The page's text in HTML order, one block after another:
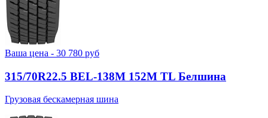
Ваша цена - 30 780 руб
315/70R22.5 BEL-138М 152M TL Белшина
Грузовая бескамерная шина